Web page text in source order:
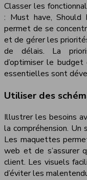
Classer les
: Must have, Should
permet de se
et de gérer les
de délais. La
d’optimiser le
essentielles sont
Utiliser des
Illustrer les besoins
la compréhension. Un
Les maquettes
web et de s’assurer
client. Les visuels
d’éviter les